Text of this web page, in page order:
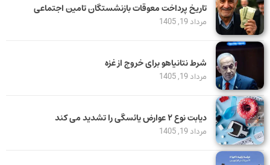
تاریخ پرداخت معوقات بازنشستگان تامین اجتماعی
مرداد 19, 1405
شرط نتانیاهو برای خروج از غزه
مرداد 19, 1405
دیابت نوع ۲ عوارض یائسگی را تشدید می کند
مرداد 19, 1405